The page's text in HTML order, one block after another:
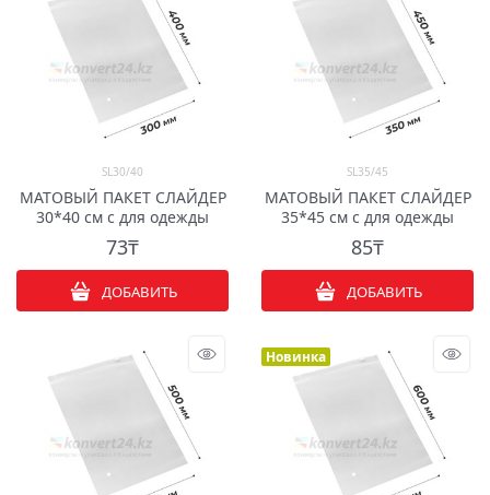
SL30/40
МАТОВЫЙ ПАКЕТ СЛАЙДЕР
30*40 см с для одежды
73₸
ДОБАВИТЬ
SL35/45
МАТОВЫЙ ПАКЕТ СЛАЙДЕР
35*45 см с для одежды
85₸
ДОБАВИТЬ
Новинка